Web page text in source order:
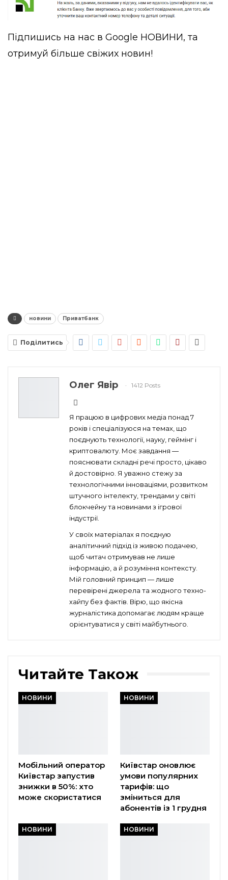
Підпишись на нас в Google НОВИНИ, та
отримуй більше свіжих новин!
новини Приватбанк
Поділитись
Олег Явір 1412 Posts
Я працюю в цифрових медіа понад 7
років і спеціалізуюся на темах, що
поєднують технології, науку, геймінг і
криптовалюту. Моє завдання —
пояснювати складні речі просто, цікаво
й достовірно. Я уважно стежу за
технологічними інноваціями, розвитком
штучного інтелекту, трендами у світі
блокчейну та новинами з ігрової
індустрії.
У своїх матеріалах я поєдную
аналітичний підхід із живою подачею,
щоб читач отримував не лише
інформацію, а й розуміння контексту.
Мій головний принцип — лише
перевірені джерела та жодного техно-
хайпу без фактів. Вірю, що якісна
журналістика допомагає людям краще
орієнтуватися у світі майбутнього.
Читайте Також
НОВИНИ
Мобільний оператор
Київстар запустив
знижки в 50%: хто
може скористатися
НОВИНИ
Київстар оновлює
умови популярних
тарифів: що
зміниться для
абонентів із 1 грудня
НОВИНИ НОВИНИ